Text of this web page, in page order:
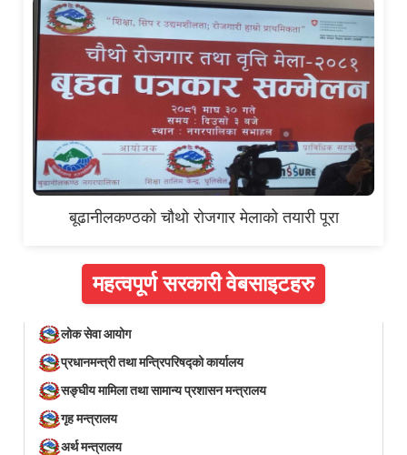
बूढानीलकण्ठको चौथो रोजगार मेलाको तयारी पूरा
महत्वपूर्ण सरकारी वेबसाइटहरु
लोक सेवा आयोग
प्रधानमन्त्री तथा मन्त्रिपरिषद्को कार्यालय
सङ्घीय मामिला तथा सामान्य प्रशासन मन्त्रालय
गृह मन्त्रालय
अर्थ मन्त्रालय